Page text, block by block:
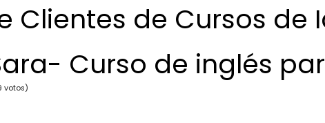
Clientes de Cursos de
Curso de inglés
votos)